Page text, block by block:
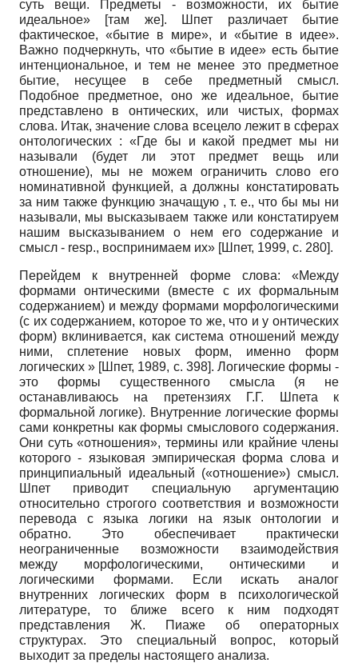
суть вещи. Предметы - возможности, их бытие
идеальное» [там же]. Шпет различает бытие
фактическое, «бытие в мире», и «бытие в идее».
Важно подчеркнуть, что «бытие в идее» есть бытие
интенциональное, и тем не менее это предметное
бытие, несущее в себе предметный смысл.
Подобное предметное, оно же идеальное, бытие
представлено в онтических, или чистых, формах
слова. Итак, значение слова всецело лежит в сферах
онтологических : «Где бы и какой предмет мы ни
называли (будет ли этот предмет вещь или
отношение), мы не можем ограничить слово его
номинативной функцией, а должны констатировать
за ним также функцию значащую , т. е., что бы мы ни
называли, мы высказываем также или констатируем
нашим высказыванием о нем его содержание и
смысл - resp., воспринимаем их» [Шпет, 1999, с. 280].
Перейдем к внутренней форме слова: «Между
формами онтическими (вместе с их формальным
содержанием) и между формами морфологическими
(с их содержанием, которое то же, что и у онтических
форм) вклинивается, как система отношений между
ними, сплетение новых форм, именно форм
логических » [Шпет, 1989, с. 398]. Логические формы -
это формы существенного смысла (я не
останавливаюсь на претензиях Г.Г. Шпета к
формальной логике). Внутренние логические формы
сами конкретны как формы смыслового содержания.
Они суть «отношения», термины или крайние члены
которого - языковая эмпирическая форма слова и
принципиальный идеальный («отношение») смысл.
Шпет приводит специальную аргументацию
относительно строгого соответствия и возможности
перевода с языка логики на язык онтологии и
обратно. Это обеспечивает практически
неограниченные возможности взаимодействия
между морфологическими, онтическими и
логическими формами. Если искать аналог
внутренних логических форм в психологической
литературе, то ближе всего к ним подходят
представления Ж. Пиаже об операторных
структурах. Это специальный вопрос, который
выходит за пределы настоящего анализа.